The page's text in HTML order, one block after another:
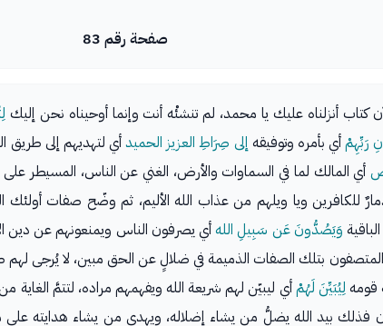
صفحة رقم 83
كتاب أنزلناه عليك يا محمد، لم تنشئْه أنت وإنما أوحيناه نحن إليك
رَبِّهِمْأي بأمره وتوفيقه إلى صِرَاطِ العزيز الحميدأي لتهديهم إلى طريق
أي المالك لما في السماوات والأرض، الغني عن الناس، المسيطر
للكافرين ويا ويلهم من عذاب الله الأليم، ثم وضّح صفات أولئك
وَيَصُدُّونَ عَن سَبِيلِ اللهأي يصرفون الناس ويمنعونهم عن دين
بتلك الصفات الذميمة في ضلالٍ عن الحق مبين، لا يُرجى لهم
قومهلِيُبَيِّنَ لَهُمْأي ليبيّن لهم شريعة الله ويفهمهم مراده، لتتمَّ الغاية
فذلك بيد الله يضلُّ من يشاء إضلاله، ويهدي من يشاء هدايته